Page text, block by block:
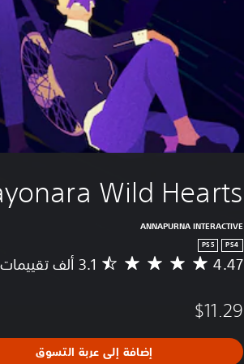
Wild Hearts
ANNAPURNA INTERACTIVE
PS4
PS5
م
س
ا
ل
4.47
$11.29
إضافة إلى عربة التسوق